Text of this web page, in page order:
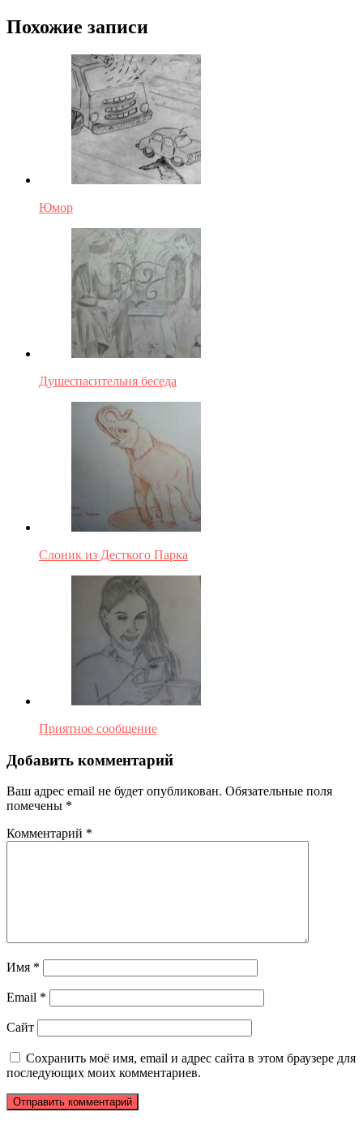
Похожие записи
Юмор
Душеспасительня беседа
Слоник из Десткого Парка
Приятное сообщение
Добавить комментарий
Ваш адрес email не будет опубликован. Обязательные поля
помечены *
Комментарий *
Имя *
Email *
Сайт
Сохранить моё имя, email и адрес сайта в этом браузере для
последующих моих комментариев.